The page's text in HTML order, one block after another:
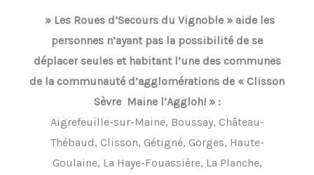
» Les Roues d’Secours du Vignoble » aide les
personnes n’ayant pas la possibilité de se
déplacer seules et habitant l’une des communes
de la communauté d’agglomérations de « Clisson
Sèvre Maine l’Aggloh! » :
Aigrefeuille-sur-Maine, Boussay, Château-
Thébaud, Clisson, Gétigné, Gorges, Haute-
Goulaine, La Haye-Fouassière, La Planche,